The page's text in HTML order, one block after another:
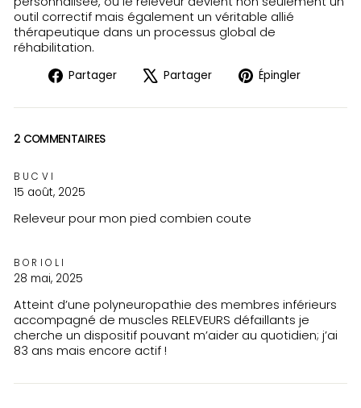
outil correctif mais également un véritable allié
thérapeutique dans un processus global de
réhabilitation.
Partager
Partager
Facebook
Partager
Tweeter
X
Épingler
2 COMMENTAIRES
BUCVI
15 août, 2025
Releveur pour mon pied combien coute
BORIOLI
28 mai, 2025
Atteint d’une polyneuropathie des membres inférieurs
accompagné de muscles RELEVEURS défaillants je
cherche un dispositif pouvant m’aider au quotidien; j’ai
83 ans mais encore actif !